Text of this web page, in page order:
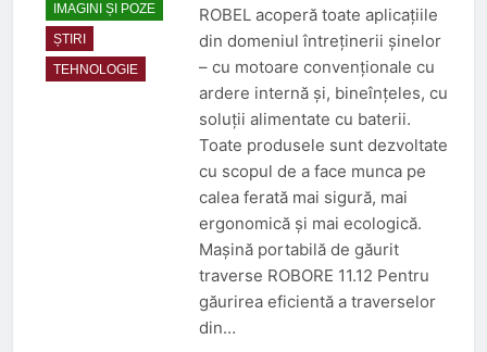
IMAGINI ȘI POZE
ȘTIRI
TEHNOLOGIE
ROBEL acoperă toate aplicațiile
din domeniul întreținerii șinelor
– cu motoare convenționale cu
ardere internă și, bineînțeles, cu
soluții alimentate cu baterii.
Toate produsele sunt dezvoltate
cu scopul de a face munca pe
calea ferată mai sigură, mai
ergonomică și mai ecologică.
Mașină portabilă de găurit
traverse ROBORE 11.12 Pentru
găurirea eficientă a traverselor
din…